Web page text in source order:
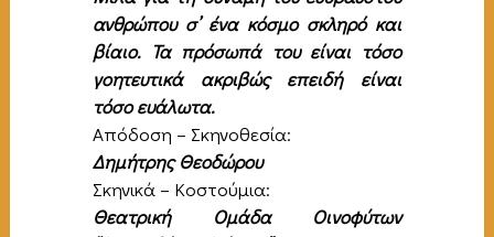
ανθρώπου σ’ ένα κόσμο σκληρό και
βίαιο. Τα πρόσωπά του είναι τόσο
γοητευτικά ακριβώς επειδή είναι
τόσο ευάλωτα.
Απόδοση – Σκηνοθεσία:
Δημήτρης Θεοδώρου
Σκηνικά – Κοστούμια:
Θεατρική Ομάδα Οινοφύτων